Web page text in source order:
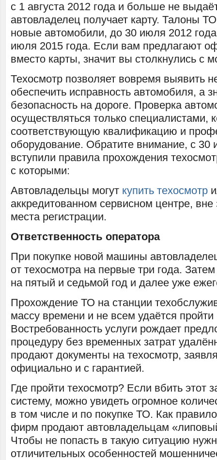
с 1 августа 2012 года и больше не
автовладелец получает карту. Талоны
новые автомобили, до 30 июля 2012
июля 2015 года. Если вам предлагают
вместо карты, значит вы столкнулись с
Техосмотр позволяет вовремя выявить
обеспечить исправность автомобиля, а
безопасность на дороге. Проверка
осуществляться только специалистами,
соответствующую квалификацию и
оборудование. Обратите внимание, с 30
вступили правила прохождения
с которыми:
Автовладельцы могут купить техосмотр
аккредитованном сервисном центре, вне
места регистрации.
Ответственность оператора
При покупке новой машины
от техосмотра на первые три года.
на пятый и седьмой год и далее уже
Прохождение ТО на станции
массу времени и не всем удаётся пройти
Востребованность услуги рождает
процедуру без временных затрат
продают документы на техосмотр,
официально и с гарантией.
Где пройти техосмотр? Если вбить этот
систему, можно увидеть огромное
в том числе и по покупке ТО. Как
фирм продают автовладельцам
Чтобы не попасть в такую ситуацию
отличительных особенностей